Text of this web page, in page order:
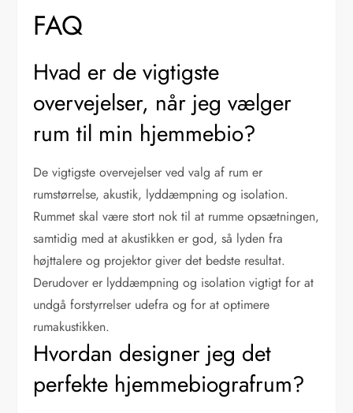
FAQ
Hvad er de vigtigste
overvejelser, når jeg vælger
rum til min hjemmebio?
De vigtigste overvejelser ved valg af rum er
rumstørrelse, akustik, lyddæmpning og isolation.
Rummet skal være stort nok til at rumme opsætningen,
samtidig med at akustikken er god, så lyden fra
højttalere og projektor giver det bedste resultat.
Derudover er lyddæmpning og isolation vigtigt for at
undgå forstyrrelser udefra og for at optimere
rumakustikken.
Hvordan designer jeg det
perfekte hjemmebiografrum?